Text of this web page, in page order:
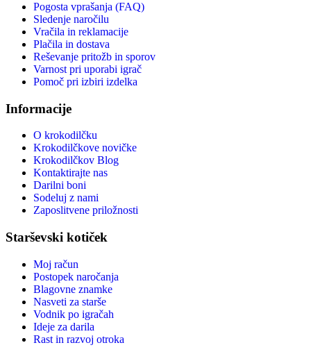
Pogosta vprašanja (FAQ)
Sledenje naročilu
Vračila in reklamacije
Plačila in dostava
Reševanje pritožb in sporov
Varnost pri uporabi igrač
Pomoč pri izbiri izdelka
Informacije
O krokodilčku
Krokodilčkove novičke
Krokodilčkov Blog
Kontaktirajte nas
Darilni boni
Sodeluj z nami
Zaposlitvene priložnosti
Starševski kotiček
Moj račun
Postopek naročanja
Blagovne znamke
Nasveti za starše
Vodnik po igračah
Ideje za darila
Rast in razvoj otroka